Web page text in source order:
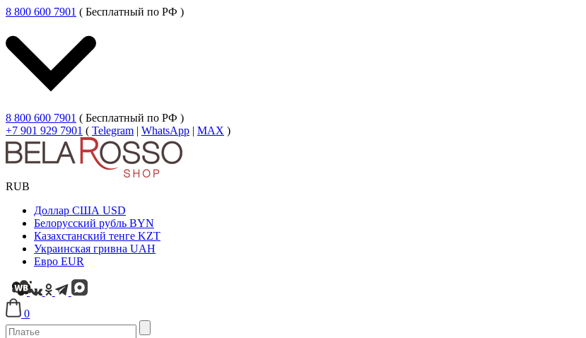
8 800 600 7901 ( Бесплатный по РФ )
8 800 600 7901 ( Бесплатный по РФ )
+7 901 929 7901 ( Telegram | WhatsApp | MAX )
RUB
Доллар США USD
Белорусский рубль BYN
Казахстанский тенге KZT
Украинская гривна UAH
Евро EUR
0